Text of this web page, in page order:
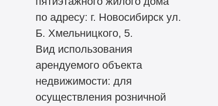
по адресу: г. Новосибирск ул.
Б. Хмельницкого, 5.
Вид использования
арендуемого объекта
недвижимости: для
осуществления розничной